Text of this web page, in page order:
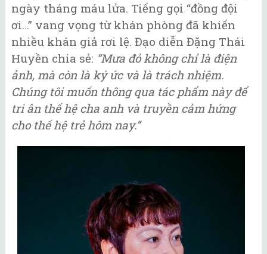
ngày tháng máu lửa. Tiếng gọi “đồng đội
ơi…” vang vọng từ khán phòng đã khiến
nhiều khán giả rơi lệ. Đạo diễn Đặng Thái
Huyền chia sẻ: “Mưa đỏ không chỉ là điện
ảnh, mà còn là ký ức và là trách nhiệm.
Chúng tôi muốn thông qua tác phẩm này để
tri ân thế hệ cha anh và truyền cảm hứng
cho thế hệ trẻ hôm nay.”